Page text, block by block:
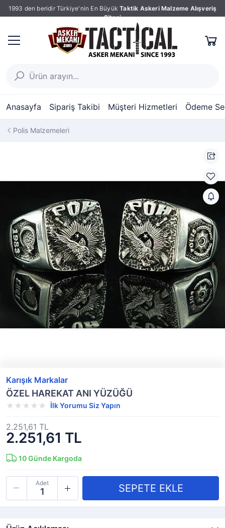
1993 den beridir Türkiye'nin En Büyük Taktik Askeri Malzeme Alışveriş
Sitesi
Anasayfa Sipariş Takibi Müşteri Hizmetleri Ödeme
Polis Malzemeleri
Karışık Markalar
ÖZEL HAREKAT ANI YÜZÜĞÜ
İlk Yorumu Siz Yapın
2.251,61 TL
2.251,61 TL
10Günde Kargoda
Adet